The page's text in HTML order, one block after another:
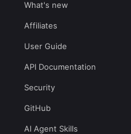
What's new
Affiliates
User Guide
API Documentation
Security
GitHub
AI Agent Skills